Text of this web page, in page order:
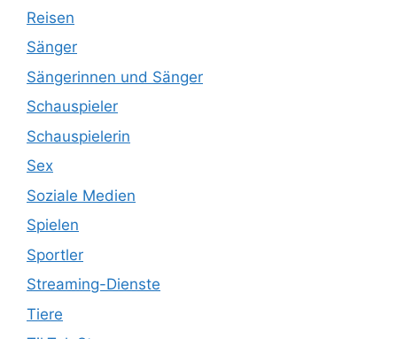
Reisen
Sänger
Sängerinnen und Sänger
Schauspieler
Schauspielerin
Sex
Soziale Medien
Spielen
Sportler
Streaming-Dienste
Tiere